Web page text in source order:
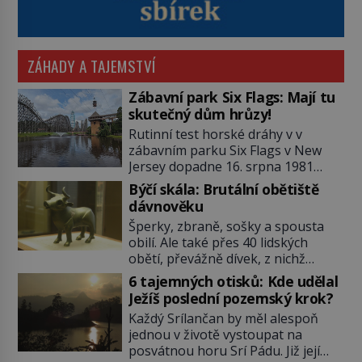
ZÁHADY A TAJEMSTVÍ
Zábavní park Six Flags: Mají tu
skutečný dům hrůzy!
Rutinní test horské dráhy v v
zábavním parku Six Flags v New
Jersey dopadne 16. srpna 1981
katastrofou. 20letý technik Scott
Tyler se zřítí na zem! Zranění jsou
neslučitelná se životem. „Nepoužil
bezpečnostní zábranu,“ osvětlí
smrtelnou nehodu tiskový mluvčí
parku a vyšetřovatelé mu dávají za
pravdu: „Atrakce je v pořádku.“ A
pak přijde srpen roku […]
Býčí skála: Brutální obětiště
dávnověku
Šperky, zbraně, sošky a spousta
obilí. Ale také přes 40 lidských
obětí, převážně dívek, z nichž
některým rozetnou hlavu a
useknou končetiny. To je slavný
halštatský pohřeb. V Evropě
nevídaný objev, který dodnes
neumíme vysvětlit… Jeho koníčkem
je „slepá jeskynní zvířena“, a díky
6 tajemných otisků: Kde udělal
Ježíš poslední pozemský krok?
Každý Srílančan by měl alespoň
jednou v životě vystoupat na
posvátnou horu Srí Pádu. Již její